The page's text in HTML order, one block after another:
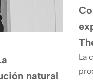
natural
La